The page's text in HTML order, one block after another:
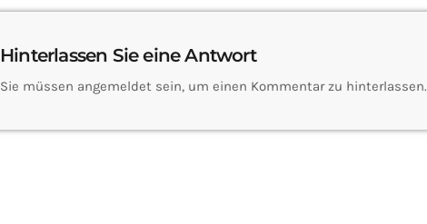
Hinterlassen Sie eine Antwort
Sie müssen angemeldet sein, um einen Kommentar zu hinterlassen.